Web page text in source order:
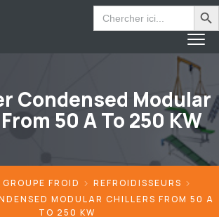
Search
for:
Search
Condensed Modular
50 A To 250 KW
GROUPE FROID
REFROIDISSEURS
MODULAR CHILLERS FROM 50 A
TO 250 KW